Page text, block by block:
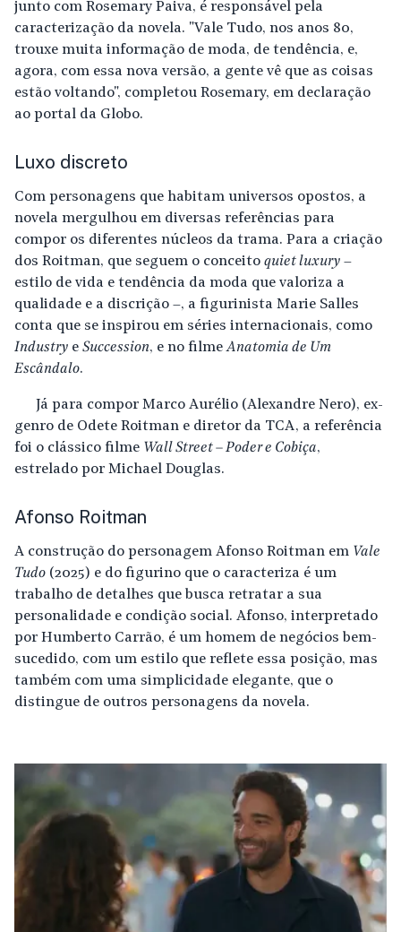
junto com Rosemary Paiva, é responsável pela
caracterização da novela. "Vale Tudo, nos anos 80,
trouxe muita informação de moda, de tendência, e,
agora, com essa nova versão, a gente vê que as coisas
estão voltando", completou Rosemary, em declaração
ao portal da Globo.
Luxo discreto
Com personagens que habitam universos opostos, a
novela mergulhou em diversas referências para
compor os diferentes núcleos da trama. Para a criação
dos Roitman, que seguem o conceito quiet luxury –
estilo de vida e tendência da moda que valoriza a
qualidade e a discrição –, a figurinista Marie Salles
conta que se inspirou em séries internacionais, como
Industry e Succession, e no filmeAnatomia de Um
Escândalo.
Já para compor Marco Aurélio (Alexandre Nero), ex-
genro de Odete Roitman e diretor da TCA, a referência
foi o clássico filme Wall Street – Poder e Cobiça,
estrelado por Michael Douglas.
Afonso Roitman
A construção do personagem Afonso Roitman em Vale
Tudo (2025) e do figurino que o caracteriza é um
trabalho de detalhes que busca retratar a sua
personalidade e condição social. Afonso, interpretado
por Humberto Carrão, é um homem de negócios bem-
sucedido, com um estilo que reflete essa posição, mas
também com uma simplicidade elegante, que o
distingue de outros personagens da novela.